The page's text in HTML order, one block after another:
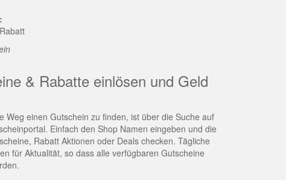
& Rabatte einlösen und Geld
Weg einen Gutschein zu finden, ist über die Suche auf
Einfach den Shop Namen eingeben und die
Rabatt Aktionen oder Deals checken. Tägliche
für Aktualität, so dass alle verfügbaren Gutscheine